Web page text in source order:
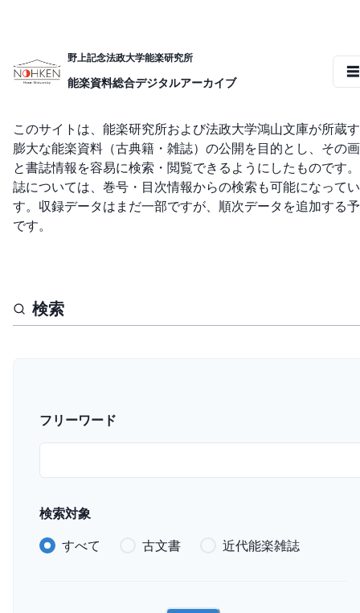
野上記念法政大学能楽研究所
能楽資料総合デジタルアーカイブ
☰
このサイトは、能楽研究所および法政大学鴻山文庫が所蔵
膨大な能楽資料（古典籍・雑誌）の公開を目的とし、その
と書誌情報を容易に検索・閲覧できるようにしたものです
誌については、巻号・目次情報からの検索も可能になって
す。収録データはまだ一部ですが、順次データを追加する
です。
検索
フリーワード
検索対象
すべて
古文書 近代能楽雑誌